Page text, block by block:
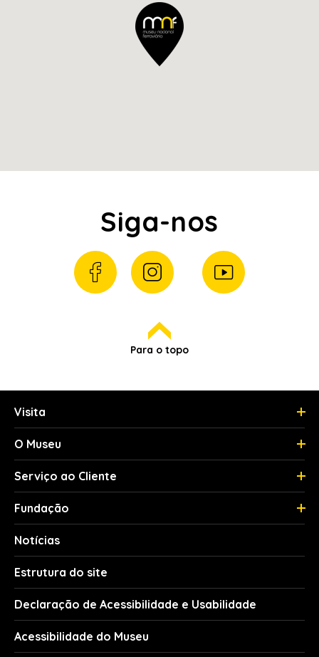
Siga-nos
Para o topo
Visita
O Museu
Serviço ao Cliente
Fundação
Notícias
Estrutura do site
Declaração de Acessibilidade e Usabilidade
Acessibilidade do Museu